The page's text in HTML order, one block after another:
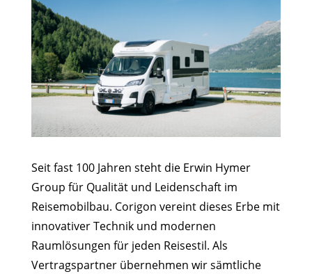
Seit fast 100 Jahren steht die Erwin Hymer
Group für Qualität und Leidenschaft im
Reisemobilbau. Corigon vereint dieses Erbe mit
innovativer Technik und modernen
Raumlösungen für jeden Reisestil. Als
Vertragspartner übernehmen wir sämtliche